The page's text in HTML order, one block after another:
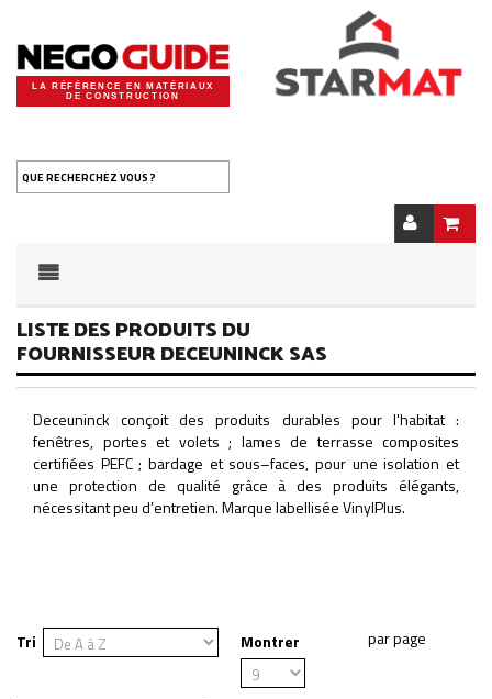
LA RÉFÉRENCE EN MATÉRIAUX
DE CONSTRUCTION
QUE RECHERCHEZ VOUS ?
LISTE DES PRODUITS DU
FOURNISSEUR DECEUNINCK SAS
Deceuninck conçoit des produits durables pour l'habitat :
fenêtres, portes et volets ; lames de terrasse composites
certifiées PEFC ; bardage et sous–faces, pour une isolation et
une protection de qualité grâce à des produits élégants,
nécessitant peu d’entretien. Marque labellisée VinylPlus.
Tri Montrer